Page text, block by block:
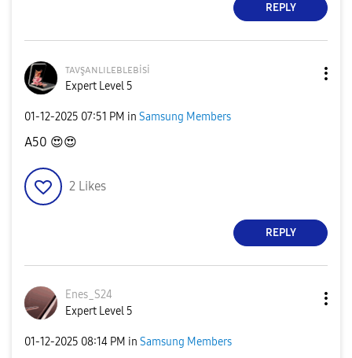
REPLY
ᴛᴀᴠşᴀɴʟɪʟᴇʙʟᴇʙisi
Expert Level 5
‎01-12-2025 07:51 PM in Samsung Members
A50 😍😍
2 Likes
REPLY
Enes_S24
Expert Level 5
‎01-12-2025 08:14 PM in Samsung Members